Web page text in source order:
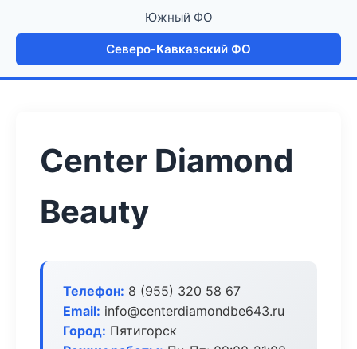
Южный ФО
Северо-Кавказский ФО
Center Diamond
Beauty
Телефон: 8 (955) 320 58 67
Email: info@centerdiamondbe643.ru
Город: Пятигорск